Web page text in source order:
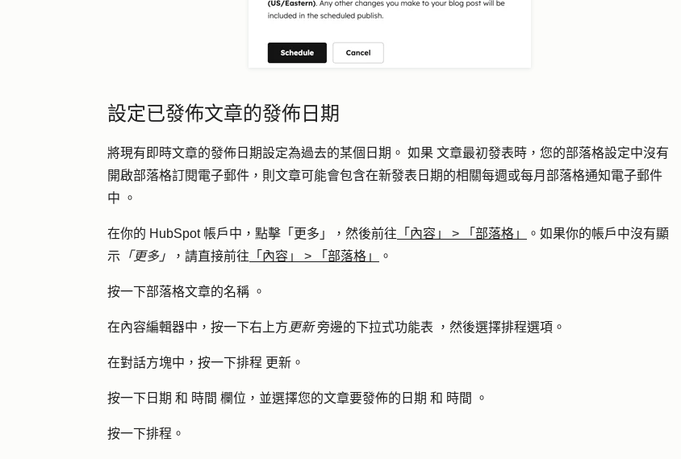
設定已發佈文章的發佈日期
將現有即時文章的發佈日期設定為過去的某個日期。 如果 文章最初發表時，您的部落格設定中沒有
開啟部落格訂閱電子郵件，則文章可能會包含在新發表日期的相關每週或每月部落格通知電子郵件
中 。
在你的 HubSpot 帳戶中，點擊 「更多」 ，然後前往 「內容」 > 「部落格」
。如果你的帳戶中沒有顯
示 「更多」 ，請直接前往 「內容」 > 「部落格」 。
按一下部落格文章的名稱 。
在內容編輯器中，按一下右上方 更新旁邊的下拉式功能表 ，然後選擇排程選項 。
在對話方塊中，按一下排程 更新 。
按一下 日期 和 時間 欄位，並選擇您的文章要發佈的 日期 和 時間 。
按一下排程 。